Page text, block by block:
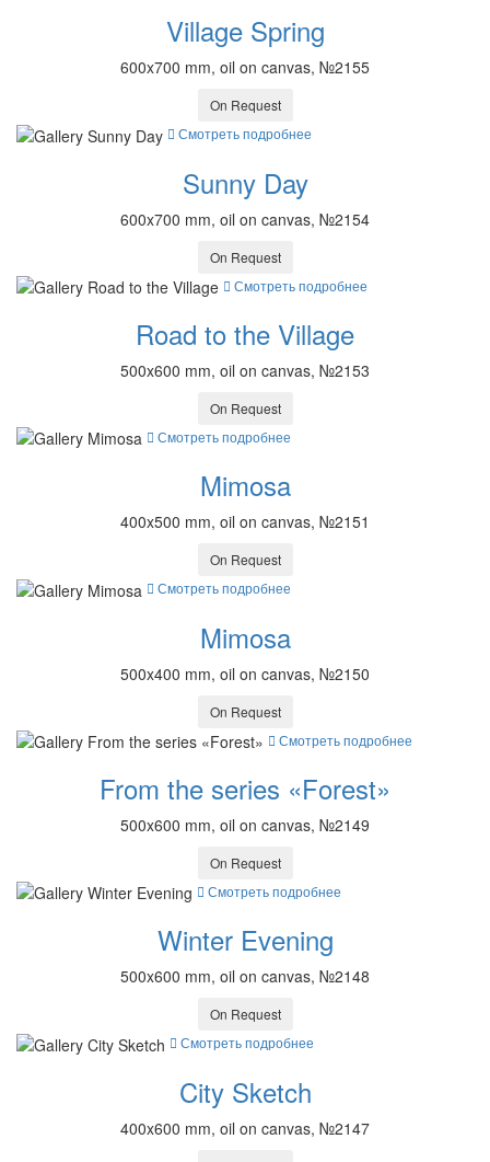
Village Spring
600x700 mm, oil on canvas, №2155
On Request
Смотреть подробнее
Sunny Day
600x700 mm, oil on canvas, №2154
On Request
Смотреть подробнее
Road to the Village
500x600 mm, oil on canvas, №2153
On Request
Смотреть подробнее
Mimosa
400x500 mm, oil on canvas, №2151
On Request
Смотреть подробнее
Mimosa
500x400 mm, oil on canvas, №2150
On Request
Смотреть подробнее
From the series «Forest»
500x600 mm, oil on canvas, №2149
On Request
Смотреть подробнее
Winter Evening
500x600 mm, oil on canvas, №2148
On Request
Смотреть подробнее
City Sketch
400x600 mm, oil on canvas, №2147